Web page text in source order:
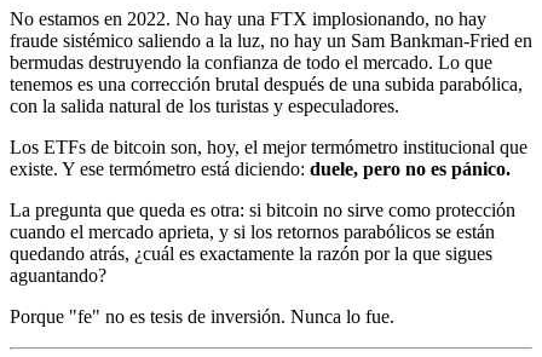
No estamos en 2022. No hay una FTX implosionando, no hay
fraude sistémico saliendo a la luz, no hay un Sam Bankman-Fried en
bermudas destruyendo la confianza de todo el mercado. Lo que
tenemos es una corrección brutal después de una subida parabólica,
con la salida natural de los turistas y especuladores.
Los ETFs de bitcoin son, hoy, el mejor termómetro institucional que
existe. Y ese termómetro está diciendo: duele, pero no es pánico.
La pregunta que queda es otra: si bitcoin no sirve como protección
cuando el mercado aprieta, y si los retornos parabólicos se están
quedando atrás, ¿cuál es exactamente la razón por la que sigues
aguantando?
Porque "fe" no es tesis de inversión. Nunca lo fue.